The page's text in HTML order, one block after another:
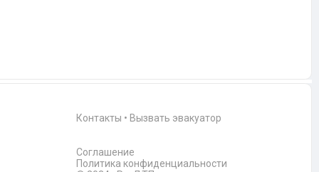
Контакты • Вызвать эвакуатор
Соглашение
Политика конфиденциальности